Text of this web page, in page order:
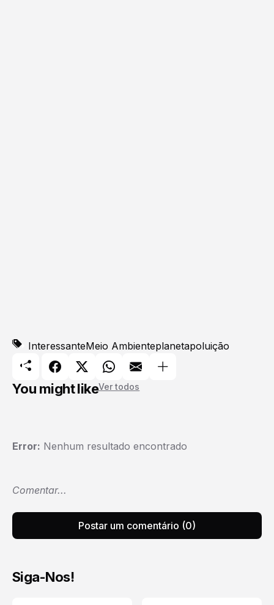
InteressanteMeio Ambienteplanetapoluição
You might likeVer todos
Error: Nenhum resultado encontrado
Comentar...
Postar um comentário (0)
Siga-Nos!